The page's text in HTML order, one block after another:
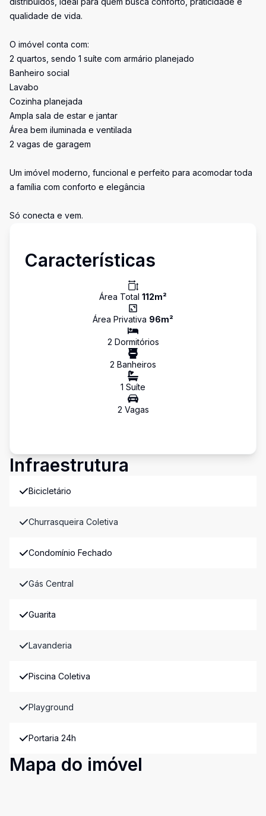
qualidade de vida.
O imóvel conta com:
2 quartos, sendo 1 suíte com armário planejado
Banheiro social
Lavabo
Cozinha planejada
Ampla sala de estar e jantar
Área bem iluminada e ventilada
2 vagas de garagem
Um imóvel moderno, funcional e perfeito para acomodar toda
a família com conforto e elegância
Só conecta e vem.
Características
Área Total 112m²
Área Privativa 96m²
2 Dormitórios
2 Banheiros
1 Suíte
2 Vagas
Infraestrutura
Bicicletário
Churrasqueira Coletiva
Condomínio Fechado
Gás Central
Guarita
Lavanderia
Piscina Coletiva
Playground
Portaria 24h
Mapa do imóvel